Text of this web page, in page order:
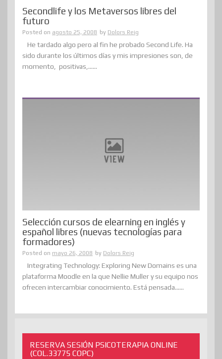
Secondlife y los Metaversos libres del
futuro
Posted on agosto 25, 2008 by Dolors Reig
He tardado algo pero al fin he probado Second Life. Ha
sido durante los últimos días y mis impresiones son, de
momento, positivas,......
Selección cursos de elearning en inglés y
español libres (nuevas tecnologías para
formadores)
Posted on mayo 26, 2008 by Dolors Reig
Integrating Technology: Exploring New Domains es una
plataforma Moodle en la que Nellie Muller y su equipo nos
ofrecen intercambiar conocimiento. Está pensada......
RESERVA SESIÓN PSICOTERAPIA ONLINE
(COL.33775 COPC)